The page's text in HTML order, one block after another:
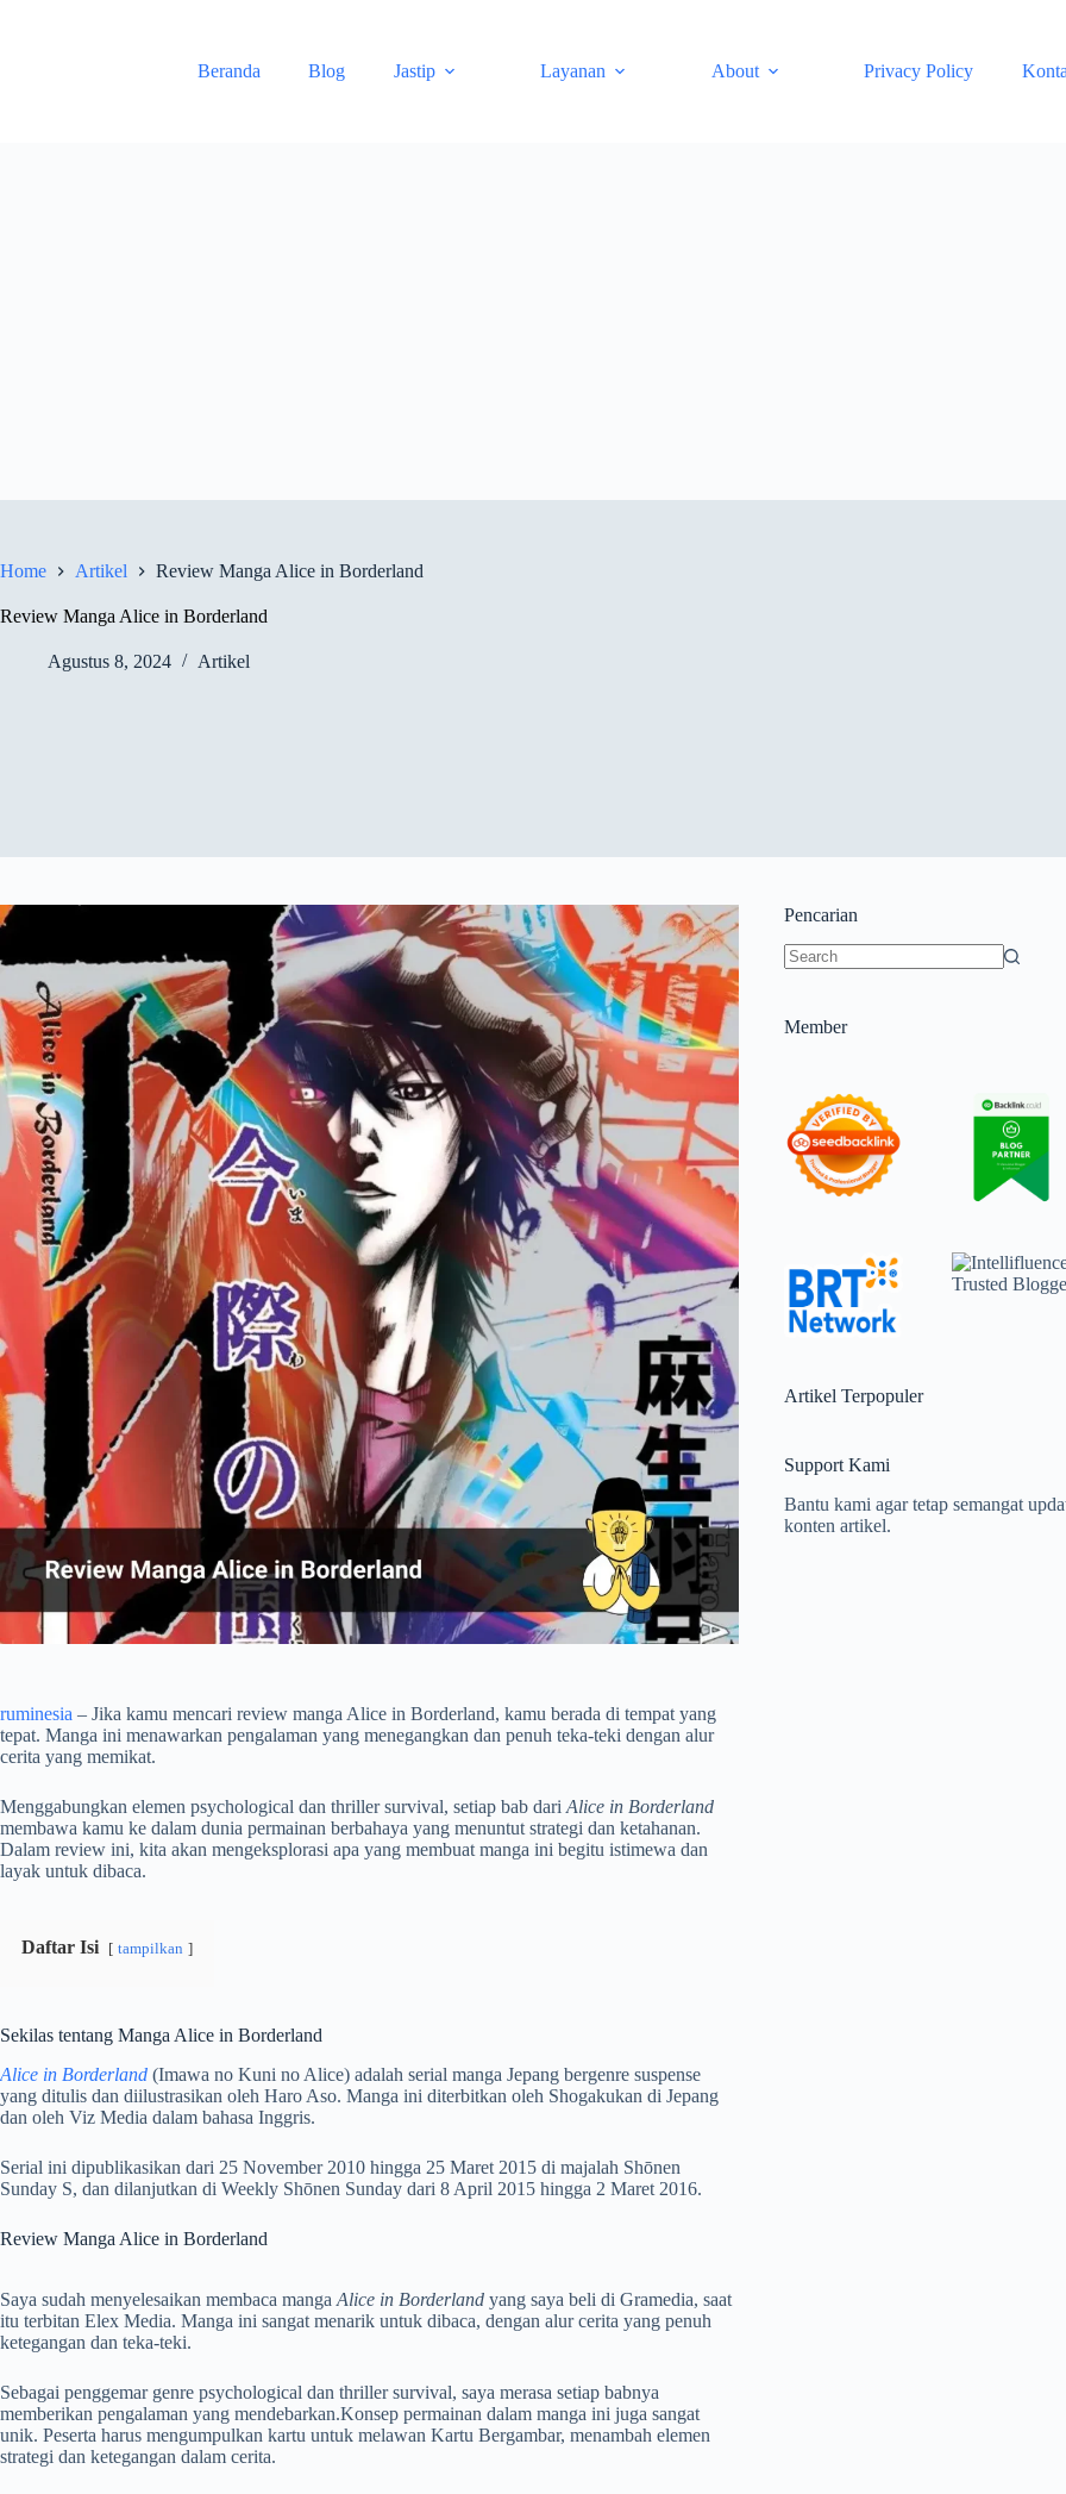
Beranda
Blog Jastip Layanan About Privacy Policy
Home Artikel Review Manga Alice in Borderland
Review Manga Alice in Borderland
Agustus 8, 2024 Artikel
ruminesia – Jika kamu mencari review manga Alice in Borderland, kamu berada di tempat yang
tepat. Manga ini menawarkan pengalaman yang menegangkan dan penuh teka-teki dengan alur
cerita yang memikat.
Menggabungkan elemen psychological dan thriller survival, setiap bab dari Alice in Borderland
membawa kamu ke dalam dunia permainan berbahaya yang menuntut strategi dan ketahanan.
Dalam review ini, kita akan mengeksplorasi apa yang membuat manga ini begitu istimewa dan
layak untuk dibaca.
Daftar Isi tampilkan
Sekilas tentang Manga Alice in Borderland
Alice in Borderland (Imawa no Kuni no Alice) adalah serial manga Jepang bergenre suspense
yang ditulis dan diilustrasikan oleh Haro Aso. Manga ini diterbitkan oleh Shogakukan di Jepang
dan oleh Viz Media dalam bahasa Inggris.
Serial ini dipublikasikan dari 25 November 2010 hingga 25 Maret 2015 di majalah Shōnen
Sunday S, dan dilanjutkan di Weekly Shōnen Sunday dari 8 April 2015 hingga 2 Maret 2016.
Review Manga Alice in Borderland
Saya sudah menyelesaikan membaca manga Alice in Borderland yang saya beli di Gramedia, saat
itu terbitan Elex Media. Manga ini sangat menarik untuk dibaca, dengan alur cerita yang penuh
ketegangan dan teka-teki.
Sebagai penggemar genre psychological dan thriller survival, saya merasa setiap babnya
memberikan pengalaman yang mendebarkan.Konsep permainan dalam manga ini juga sangat
unik. Peserta harus mengumpulkan kartu untuk melawan Kartu Bergambar, menambah elemen
strategi dan ketegangan dalam cerita.
Pencarian
Member
Artikel Terpopuler
Support Kami
Bantu kami agar tetap semangat
konten artikel.